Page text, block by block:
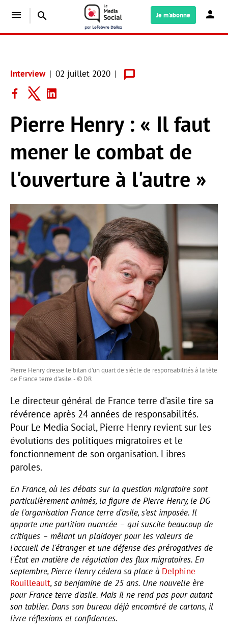
menu search Je m'abonne
Interview 02 juillet 2020
Pierre Henry : « Il faut
mener le combat de
l'ouverture à l'autre »
Pierre Henry dresse le bilan d'un quart de siècle de responsabilités à la tête
de France terre d'asile. - © DR
Le directeur général de France terre d'asile tire sa
révérence après 24 années de responsabilités.
Pour Le Media Social, Pierre Henry revient sur les
évolutions des politiques migratoires et le
fonctionnement de son organisation. Libres
paroles.
En France, où les débats sur la question migratoire sont
particulièrement animés, la figure de Pierre Henry, le DG
de l'organisation France terre d'asile, s'est imposée. Il
apporte une partition nuancée – qui suscite beaucoup de
critiques – mêlant un plaidoyer pour les valeurs de
l'accueil de l'étranger et une défense des prérogatives de
l'État en matière de régulation des flux migratoires. En
septembre, Pierre Henry cédera sa place à Delphine
Rouilleault, sa benjamine de 25 ans. Une nouvelle ère
pour France terre d'asile. Mais il ne rend pas pour autant
son tablier. Dans son bureau déjà encombré de cartons, il
livre réflexions et confidences.